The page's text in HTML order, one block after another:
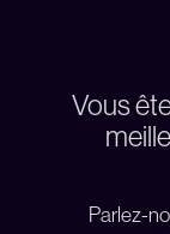
Vous
Parlez-